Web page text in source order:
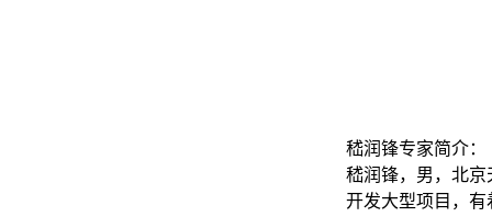
嵇润锋专家简介：
嵇润锋，男，北
开发大型项目，